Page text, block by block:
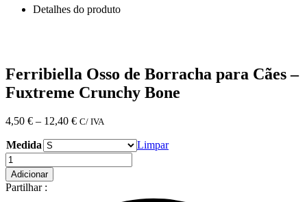
Detalhes do produto
Ferribiella Osso de Borracha para Cães –
Fuxtreme Crunchy Bone
4,50 € – 12,40 €Price
through
12,40 €
C/ IVA
Medida
Limpar
Quantidade
de
Ferribiella
Osso
Adicionar
Partilhar :